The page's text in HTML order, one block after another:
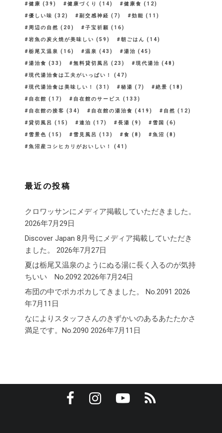
健康 (39) 健康づくり (14) 健康食 (12)
優しい味 (32) 副交感神経 (7) 効能 (11)
周辺の自然 (20) 子宝祈願 (16)
岩魚の炭火焼が美味しい (59) 朝ごはん (14)
栃尾又温泉 (16) 温泉 (43) 湯治 (45)
湯治食 (33) 無料貸切風呂 (23) 現代湯治 (48)
現代湯治食は工夫がいっぱい！ (47)
現代湯治食は美味しい！ (31) 秘湯 (7) 絶景 (18)
自在館 (17) 自在館のサービス (133)
自在館の接客 (34) 自在館の湯治食 (419) 自然 (12)
貸切風呂 (15) 連泊 (17) 長湯 (9) 雪国 (6)
雪景色 (15) 雪見風呂 (13) 食 (8) 魚沼 (8)
魚沼産コシヒカリがおいしい！ (41)
最近の投稿
クロワッサンにメディア掲載していただきました。
2026年7月29日
Discover Japan 8月号にメディア掲載していただき
ました。
2026年7月27日
夏は栃尾又温泉のようにぬる湯に長く入るのが気持
ちいい No.2092 2026年7月24日
布団の中でポカポカしてきました。 No.2091 2026
年7月11日
なによりスタッフさんのきずかいのあるあたたかさ
満足です。No.2090 2026年7月11日